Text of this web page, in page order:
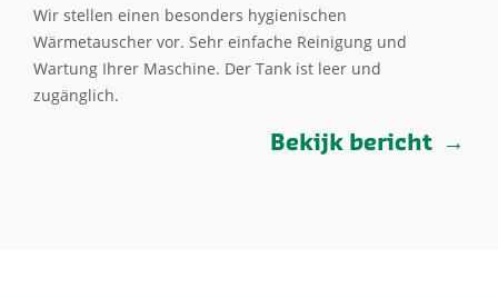
Wir stellen einen besonders hygienischen
Wärmetauscher vor. Sehr einfache Reinigung und
Wartung Ihrer Maschine. Der Tank ist leer und
zugänglich.
Bekijk bericht